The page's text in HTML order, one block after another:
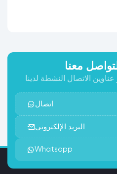
معنا
الاتصال النشطة لدينا
اتصال
البريد الإلكتروني
Whatsapp